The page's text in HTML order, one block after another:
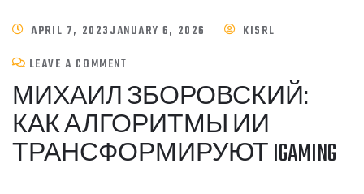
APRIL 7, 2023JANUARY 6, 2026
KISRL
LEAVE A COMMENT
МИХАИЛ ЗБОРОВСКИЙ:
КАК АЛГОРИТМЫ ИИ
ТРАНСФОРМИРУЮТ IGAMING